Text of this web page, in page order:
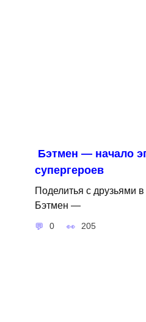
Бэтмен — начало
супергероев
Поделитья с друзьями
Бэтмен —
0 205